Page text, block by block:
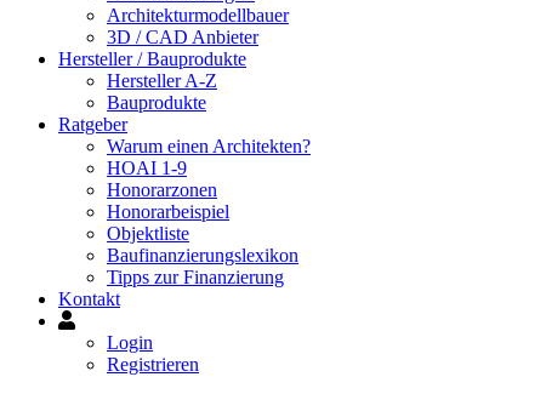
Architekturmodellbauer
3D / CAD Anbieter
Hersteller / Bauprodukte
Hersteller A-Z
Bauprodukte
Ratgeber
Warum einen Architekten?
HOAI 1-9
Honorarzonen
Honorarbeispiel
Objektliste
Baufinanzierungslexikon
Tipps zur Finanzierung
Kontakt
Mein
KontoLogin
Registrieren